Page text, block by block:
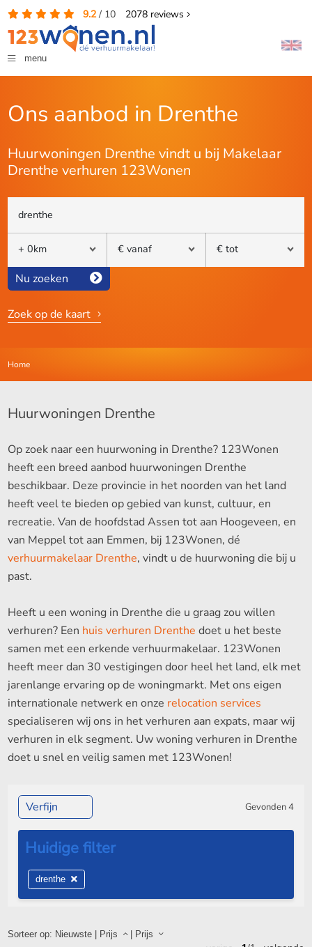
9.2/ 10 2078reviews
menu
Ons aanbod in Drenthe
Huurwoningen Drenthe vindt u bij Makelaar
Drenthe verhuren 123Wonen
Nu zoeken
Zoek op de kaart
Home
Huurwoningen Drenthe
Op zoek naar een huurwoning in Drenthe? 123Wonen
heeft een breed aanbod huurwoningen Drenthe
beschikbaar. Deze provincie in het noorden van het land
heeft veel te bieden op gebied van kunst, cultuur, en
recreatie. Van de hoofdstad Assen tot aan Hoogeveen, en
van Meppel tot aan Emmen, bij 123Wonen, dé
verhuurmakelaar Drenthe, vindt u de huurwoning die bij u
past.
Heeft u een woning in Drenthe die u graag zou willen
verhuren? Een huis verhuren Drenthe doet u het beste
samen met een erkende verhuurmakelaar. 123Wonen
heeft meer dan 30 vestigingen door heel het land, elk met
jarenlange ervaring op de woningmarkt. Met ons eigen
internationale netwerk en onze relocation services
specialiseren wij ons in het verhuren aan expats, maar wij
verhuren in elk segment. Uw woning verhuren in Drenthe
doet u snel en veilig samen met 123Wonen!
Sorteer op: Nieuwste| Prijs | Prijs
Verfijn Gevonden4
drenthe